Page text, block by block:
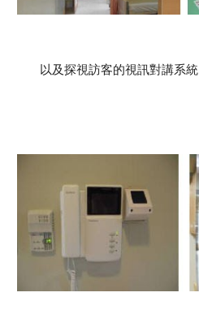
以及探視訪客的視訊對講系統